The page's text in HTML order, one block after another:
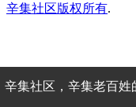
辛集社区，辛集老百姓
辛集社区版权所有.